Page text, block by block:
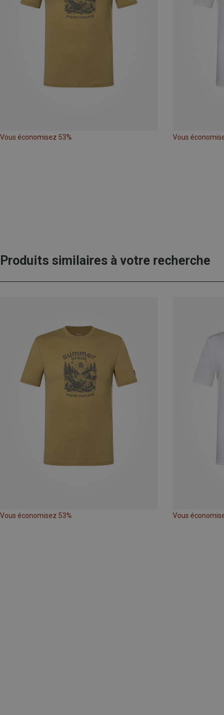
Vous économisez 53% Vous
Produits similaires à votre recherche
Vous économisez 53% Vous